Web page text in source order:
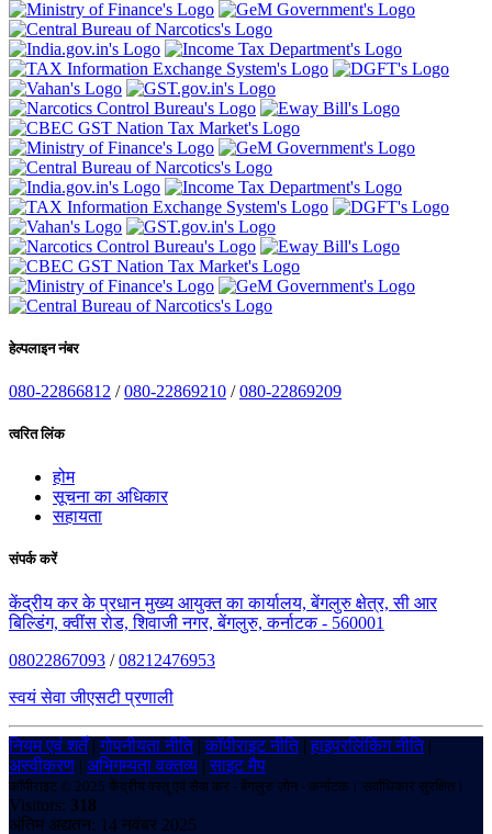
हेल्पलाइन नंबर
080-22866812 /080-22869210 /080-22869209
त्वरित लिंक
होम
सूचना का अधिकार
सहायता
संपर्क करें
केंद्रीय कर के प्रधान मुख्य आयुक्त का कार्यालय, बेंगलुरु क्षेत्र, सी आर
बिल्डिंग, क्वींस रोड, शिवाजी नगर, बेंगलुरु, कर्नाटक - 560001
08022867093 /08212476953
स्वयं सेवा जीएसटी प्रणाली
नियम एवं शर्तें|गोपनीयता नीति|कॉपीराइट नीति|हाइपरलिंकिंग नीति|
अस्वीकरण | अभिगम्यता वक्तव्य |साइट मैप
कॉपीराइट © 2025 केंद्रीय वस्तु एवं सेवा कर - बेंगलुरु ज़ोन - कर्नाटक। सर्वाधिकार सुरक्षित।
Visitors: 318
अंतिम अद्यतन: 14 नवंबर 2025